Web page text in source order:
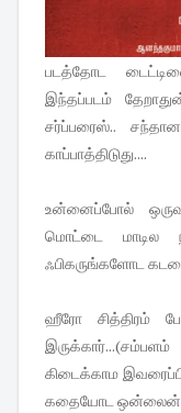
படத்தோட
இந்தப்படம்
சர்ப்பரைஸ்..
காப்பாத்திடுது....
உன்னைப்போல்
மொட்டை மாடில
ஃபிகருங்களோட
ஹீரோ சித்திரம்
கிடைக்காம
கதையோட